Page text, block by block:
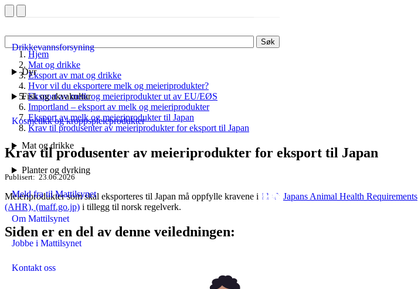
Søk
Drikkevannsforsyning
Dyr
Fisk og akvakultur
Kosmetikk og kroppspleieprodukter
Mat og drikke
Planter og dyrking
Meld fra til Mattilsynet
Om Mattilsynet
Jobbe i Mattilsynet
Kontakt oss
Hjem
Mat og drikke
Eksport av mat og drikke
Hvor vil du eksportere melk og meieriprodukter?
Eksport av melk og meieriprodukter ut av EU/EØS
Importland – eksport av melk og meieriprodukter
Eksport av melk og meieriprodukter til Japan
Krav til produsenter av meieriprodukter for eksport til Japan
Krav til produsenter av meieriprodukter for eksport til Japan
Publisert 23.06.2026
Meieriprodukter som skal eksporteres til Japan må oppfylle kravene i
Japans Animal Health Requirements
(AHR), (maff.go.jp) i tillegg til norsk regelverk.
Siden er en del av denne veiledningen: